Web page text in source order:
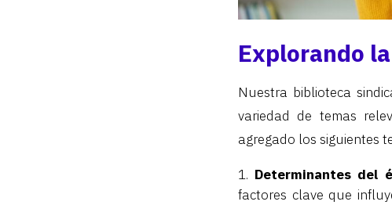
Explorando
Nuestra biblioteca
variedad de temas
agregado los siguientes
Determinantes del
factores clave que